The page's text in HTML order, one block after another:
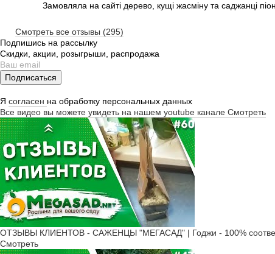
Замовляла на сайті дерево, кущі жасміну та саджанці
Смотреть все отзывы (295)
Подпишись на рассылку
Скидки, акции, розыгрыши, распродажа
Подписаться
Я согласен на обработку персональных данных
Все видео вы можете увидеть на нашем youtube канале Смотреть
ОТЗЫВЫ КЛИЕНТОВ - САЖЕНЦЫ "МЕГАСАД" | Годжи - 100%
Смотреть